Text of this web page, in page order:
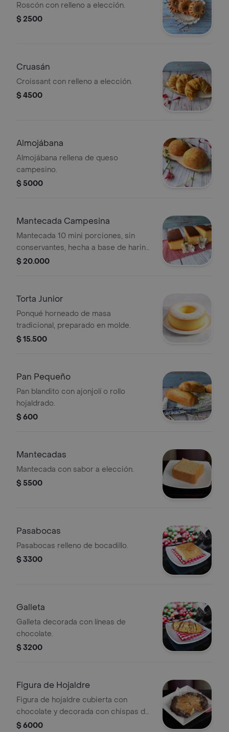
Roscón con relleno a elección.
$ 2500
Cruasán
Croissant con relleno a elección.
$ 4500
Almojábana
Almojábana rellena de queso
campesino.
$ 5000
Mantecada Campesina
Mantecada 10 mini porciones, sin
conservantes, hecha a base de harina
de maíz.
$ 20.000
Torta Junior
Ponqué horneado de masa
tradicional, preparado en molde.
$ 15.500
Pan Pequeño
Pan blandito con ajonjolí o rollo
hojaldrado.
$ 600
Mantecadas
Mantecada con sabor a elección.
$ 5500
Pasabocas
Pasabocas relleno de bocadillo.
$ 3300
Galleta
Galleta decorada con líneas de
chocolate.
$ 3200
Figura de Hojaldre
Figura de hojaldre cubierta con
chocolate y decorada con chispas de
colores.
$ 6000